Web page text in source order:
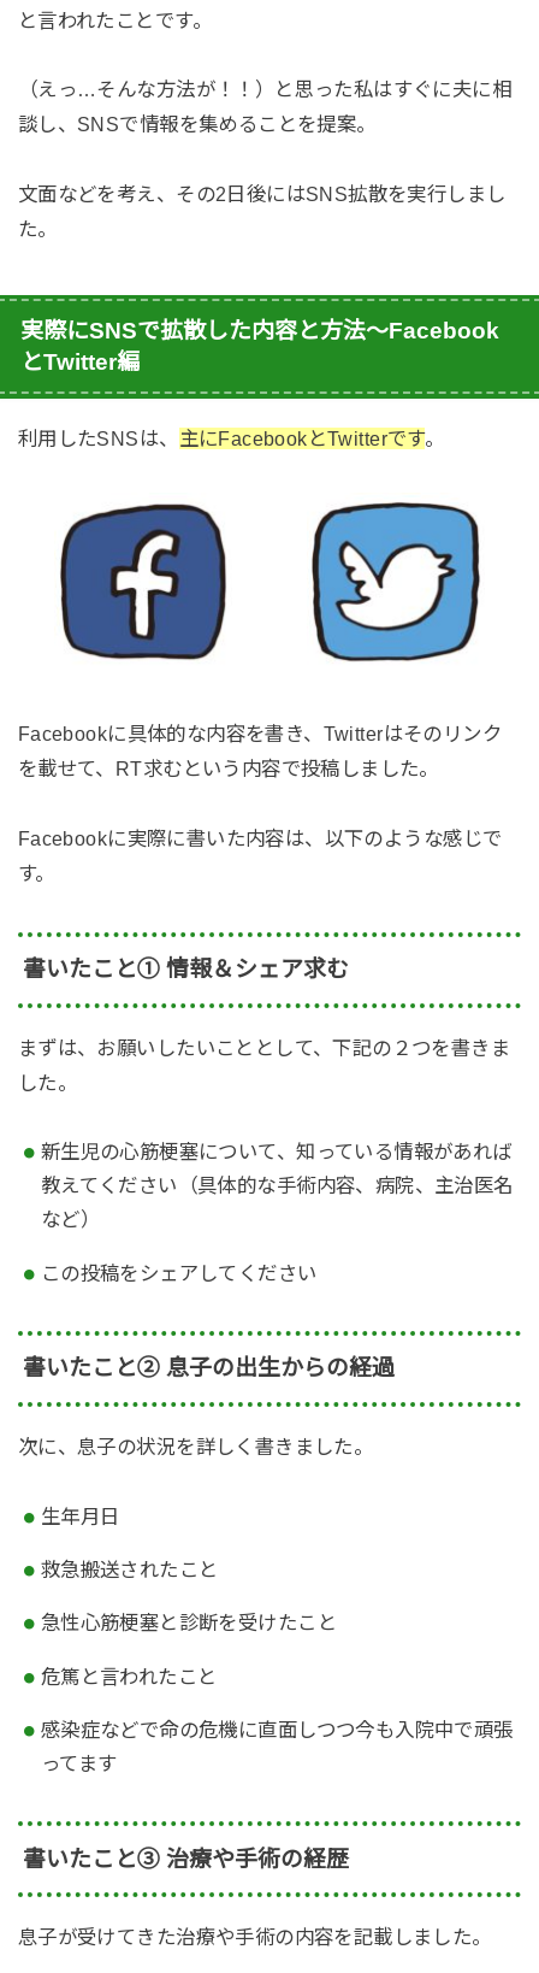
と言われたことです。
（ えっ…そんな方法が！！）と思った私はすぐに夫に相
談し、SNSで情報を集めることを提案。
文面などを考え、その2日後にはSNS拡散を実行しまし
た。
実際にSNSで拡散した内容と方法〜Facebook
とTwitter編
利用したSNSは、 主にFacebookとTwitterです。
Facebookに具体的な内容を書き、Twitterはそのリンク
を載せて、RT求むという内容で投稿しました。
Facebookに実際に書いた内容は、以下のような感じで
す。
書いたこと① 情報＆シェア求む
まずは、 お願いしたいこととして、下記の２つを書きま
した。
新生児の心筋梗塞について、知っている情報があれば
教えてください（具体的な手術内容、病院、主治医名
など）
この投稿をシェアしてください
書いたこと② 息子の出生からの経過
次に、息子の状況を詳しく書きました。
生年月日
救急搬送されたこと
急性心筋梗塞と診断を受けたこと
危篤と言われたこと
感染症などで命の危機に直面しつつ今も入院中で頑張
ってます
書いたこと③ 治療や手術の経歴
息子が受けてきた治療や手術の内容を記載しました。